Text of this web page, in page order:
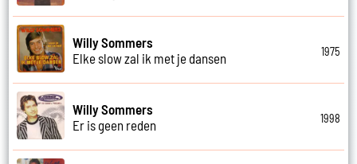
Willy Sommers
Elke slow zal ik met je dansen
1975
Willy Sommers
Er is geen reden
1998